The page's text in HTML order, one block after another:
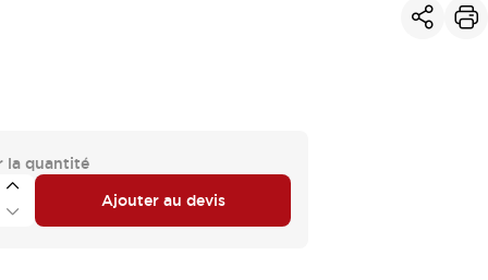
la quantité
Ajouter au devis